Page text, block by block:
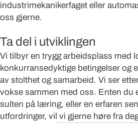
industrimekanikerfaget eller
oss gjerne.
Ta del i utviklingen
Vi tilbyr en trygg arbeidsplass med
konkurransedyktige betingelser og
av stolthet og samarbeid. Vi ser
vokse sammen med oss. Enten du
sulten på læring, eller en erfaren
utfordringer, vil vi gjerne høre fra